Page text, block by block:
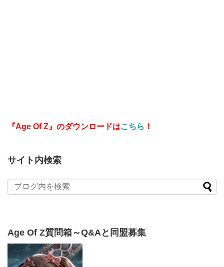
『Age Of Z』のダウンロードはこちら ！
サイト内検索
Age Of Z質問箱～Q&Aと同盟募集